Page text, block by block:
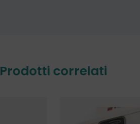
Prodotti correlati